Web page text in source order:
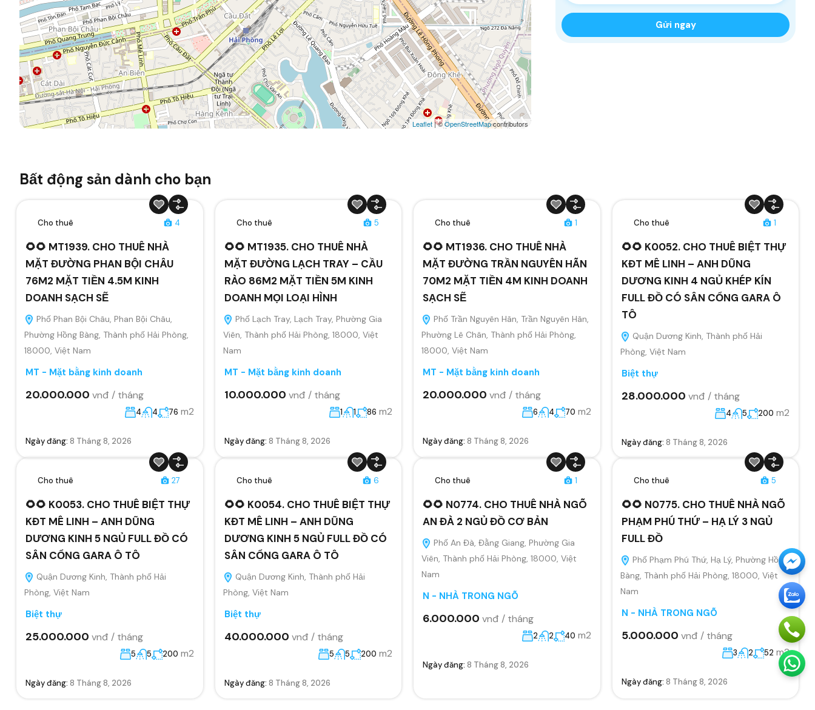
Leaflet| ©OpenStreetMapcontributors
Bất động sản dành cho bạn
Cho thuê 4
🌻🌻 MT1939. CHO THUÊ NHÀ
MẶT ĐƯỜNG PHAN BỘI CHÂU
76M2 MẶT TIỀN 4.5M KINH
DOANH SẠCH SẼ
Phố Phan Bội Châu, Phan Bội Châu,
Phường Hồng Bàng, Thành phố Hải Phòng,
18000, Việt Nam
MT - Mặt bằng kinh doanh
20.000.000 vnđ / tháng
4 4 76 m2
Ngày đăng: 8 Tháng 8, 2026
Cho thuê 5
🌻🌻 MT1935. CHO THUÊ NHÀ
MẶT ĐƯỜNG LẠCH TRAY – CẦU
RÀO 86M2 MẶT TIỀN 5M KINH
DOANH MỌI LOẠI HÌNH
Phố Lạch Tray, Lạch Tray, Phường Gia
Viên, Thành phố Hải Phòng, 18000, Việt
Nam
MT - Mặt bằng kinh doanh
10.000.000 vnđ / tháng
1 1 86 m2
Ngày đăng: 8 Tháng 8, 2026
Cho thuê 1
🌻🌻 MT1936. CHO THUÊ NHÀ
MẶT ĐƯỜNG TRẦN NGUYÊN HÃN
70M2 MẶT TIỀN 4M KINH DOANH
SẠCH SẼ
Phố Trần Nguyên Hãn, Trần Nguyên Hãn,
Phường Lê Chân, Thành phố Hải Phòng,
18000, Việt Nam
MT - Mặt bằng kinh doanh
20.000.000 vnđ / tháng
6 4 70 m2
Ngày đăng: 8 Tháng 8, 2026
Cho thuê 1
🌻🌻 K0052. CHO THUÊ BIỆT THỰ
KĐT MÊ LINH – ANH DŨNG
DƯƠNG KINH 4 NGỦ KHÉP KÍN
FULL ĐỒ CÓ SÂN CỔNG GARA Ô
TÔ
Quận Dương Kinh, Thành phố Hải
Phòng, Việt Nam
Biệt thự
28.000.000 vnđ / tháng
4 5 200 m2
Ngày đăng: 8 Tháng 8, 2026
Cho thuê 27
🌻🌻 K0053. CHO THUÊ BIỆT THỰ
KĐT MÊ LINH – ANH DŨNG
DƯƠNG KINH 5 NGỦ FULL ĐỒ CÓ
SÂN CỔNG GARA Ô TÔ
Quận Dương Kinh, Thành phố Hải
Phòng, Việt Nam
Biệt thự
25.000.000 vnđ / tháng
5 5 200 m2
Ngày đăng: 8 Tháng 8, 2026
Cho thuê 6
🌻🌻 K0054. CHO THUÊ BIỆT THỰ
KĐT MÊ LINH – ANH DŨNG
DƯƠNG KINH 5 NGỦ FULL ĐỒ CÓ
SÂN CỔNG GARA Ô TÔ
Quận Dương Kinh, Thành phố Hải
Phòng, Việt Nam
Biệt thự
40.000.000 vnđ / tháng
5 5 200 m2
Ngày đăng: 8 Tháng 8, 2026
Cho thuê 1
🌻🌻 N0774. CHO THUÊ NHÀ NGÕ
AN ĐÀ 2 NGỦ ĐỒ CƠ BẢN
Phố An Đà, Đằng Giang, Phường Gia
Viên, Thành phố Hải Phòng, 18000, Việt
Nam
N - NHÀ TRONG NGÕ
6.000.000 vnđ / tháng
2 2 40 m2
Ngày đăng: 8 Tháng 8, 2026
Cho thuê 5
🌻🌻 N0775. CHO THUÊ NHÀ NGÕ
PHẠM PHÚ THỨ – HẠ LÝ 3 NGỦ
FULL ĐỒ
Phố Phạm Phú Thứ, Hạ Lý, Phường Hồng
Bàng, Thành phố Hải Phòng, 18000, Việt
Nam
N - NHÀ TRONG NGÕ
5.000.000 vnđ / tháng
3 2 52 m2
Ngày đăng: 8 Tháng 8, 2026